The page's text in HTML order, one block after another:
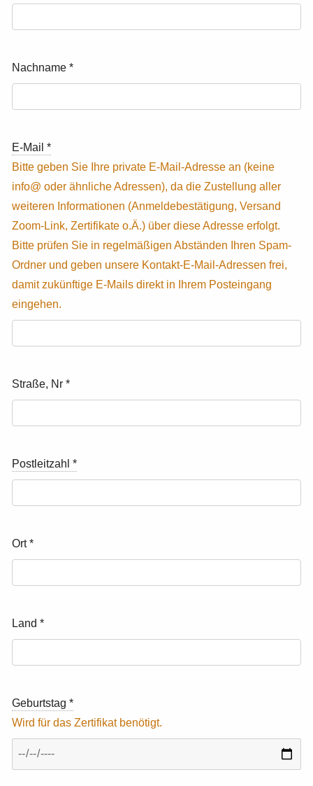
Nachname*
E-Mail*
Straße, Nr*
Postleitzahl*
Ort*
Land*
Geburtstag*